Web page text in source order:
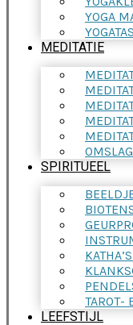
YOGA
MEDITATIE
SPIRITUEEL
TAROT-
LEEFSTIJL